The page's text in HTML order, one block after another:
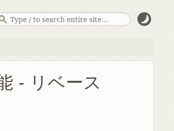
- リベース